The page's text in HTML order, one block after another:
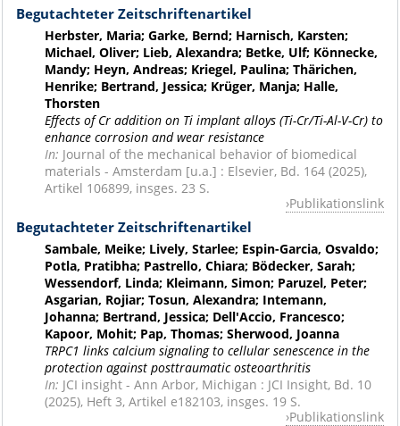
Begutachteter Zeitschriftenartikel
Herbster, Maria; Garke, Bernd; Harnisch, Karsten;
Michael, Oliver; Lieb, Alexandra; Betke, Ulf; Könnecke,
Mandy; Heyn, Andreas; Kriegel, Paulina; Thärichen,
Henrike; Bertrand, Jessica; Krüger, Manja; Halle,
Thorsten
Effects of Cr addition on Ti implant alloys (Ti-Cr/Ti-Al-V-Cr) to
enhance corrosion and wear resistance
In: Journal of the mechanical behavior of biomedical
materials - Amsterdam [u.a.] : Elsevier, Bd. 164 (2025),
Artikel 106899, insges. 23 S.
Publikationslink
Begutachteter Zeitschriftenartikel
Sambale, Meike; Lively, Starlee; Espin-Garcia, Osvaldo;
Potla, Pratibha; Pastrello, Chiara; Bödecker, Sarah;
Wessendorf, Linda; Kleimann, Simon; Paruzel, Peter;
Asgarian, Rojiar; Tosun, Alexandra; Intemann,
Johanna; Bertrand, Jessica; Dell'Accio, Francesco;
Kapoor, Mohit; Pap, Thomas; Sherwood, Joanna
TRPC1 links calcium signaling to cellular senescence in the
protection against posttraumatic osteoarthritis
In: JCI insight - Ann Arbor, Michigan : JCI Insight, Bd. 10
(2025), Heft 3, Artikel e182103, insges. 19 S.
Publikationslink